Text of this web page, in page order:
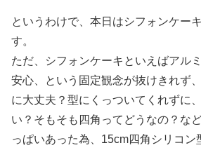
というわけで、本日はシフォンケー
す。
ただ、シフォンケーキといえばアル
安心、という固定観念が抜けきれず
に大丈夫？型にくっついてくれずに
い？そもそも四角ってどうなの？な
っぱいあった為、15cm四角シリコン